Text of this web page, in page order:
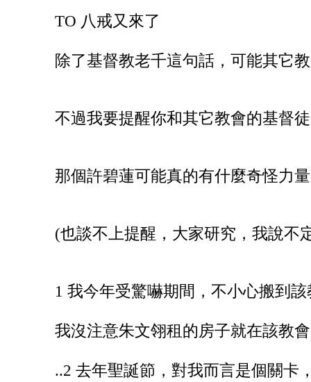
TO 八戒又來了
除了基督教老千這句話，可能其它
不過我要提醒你和其它教會的基督徒
那個許碧蓮可能真的有什麼奇怪力量
(也談不上提醒，大家研究，我說不
1 我今年受驚嚇期間，不小心搬到
我沒注意朱文翎租的房子就在該教
..2 去年聖誕節，對我而言是個關